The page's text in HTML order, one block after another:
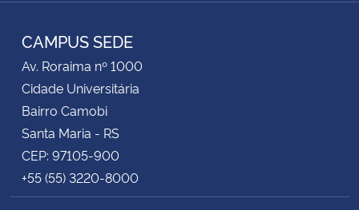
CAMPUS SEDE
Av. Roraima nº 1000
Cidade Universitária
Bairro Camobi
Santa Maria - RS
CEP: 97105-900
+55 (55) 3220-8000